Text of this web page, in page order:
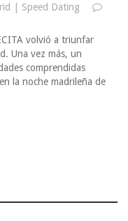
Speed Dating
volvió a triunfar
Una vez más, un
comprendidas
la noche madrileña de